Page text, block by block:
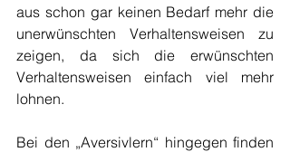
aus schon gar keinen Bedarf mehr die
unerwünschten Verhaltensweisen zu
zeigen, da sich die erwünschten
Verhaltensweisen einfach viel mehr
lohnen.
Bei den „Aversivlern“ hingegen finden